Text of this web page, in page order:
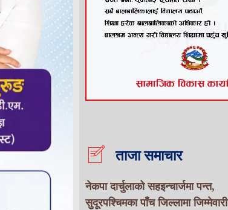
ताजा समाचार
नेकपा दार्चुलाको सहइन्चार्जमा पन्त,
सुदूरपश्चिमका पाँच जिल्लामा जिम्मेवारी